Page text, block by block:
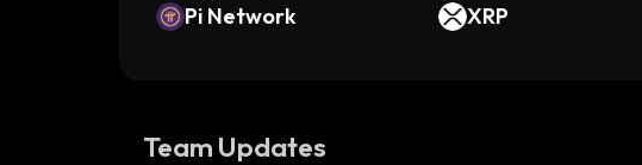
Pi Network
XRP
Team Updates